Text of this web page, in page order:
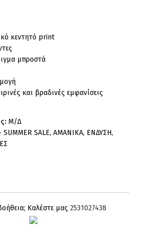
κεντητό print
μπροστά
και βραδινές εμφανίσεις
Μ/Δ
SUMMER SALE, AMANIKA, ΕΝΔΥΣΗ,
Καλέστε μας 2531027438